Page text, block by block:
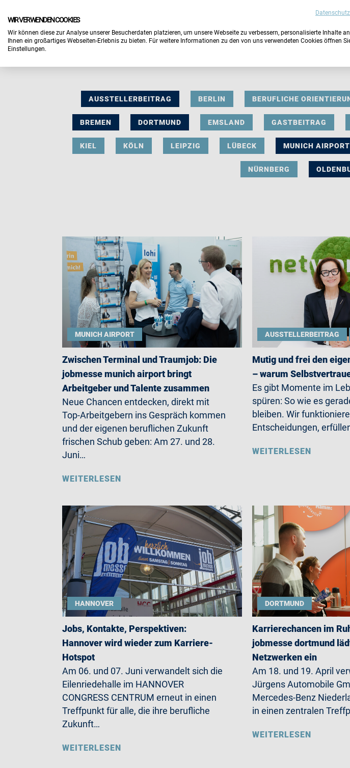
AUSSTELLERBEITRAG BERLIN BERUFLICHE
BREMEN DORTMUND EMSLAND GASTBEITRAG
KIEL KÖLN LEIPZIG LÜBECK MUNICH AIRPORT
NÜRNBERG
MUNICH AIRPORT
Zwischen Terminal und Traumjob: Die
jobmesse munich airport bringt
Arbeitgeber und Talente zusammen
Neue Chancen entdecken, direkt mit
Top-Arbeitgebern ins Gespräch kommen
und der eigenen beruflichen Zukunft
frischen Schub geben: Am 27. und 28.
Juni…
WEITERLESEN
AUSSTELLERBEITRAG
Mutig und frei den
– warum
Es gibt Momente im
spüren: So wie es
bleiben. Wir
Entscheidungen,
WEITERLESEN
HANNOVER
Jobs, Kontakte, Perspektiven:
Hannover wird wieder zum Karriere-
Hotspot
Am 06. und 07. Juni verwandelt sich die
Eilenriedehalle im HANNOVER
CONGRESS CENTRUM erneut in einen
Treffpunkt für alle, die ihre berufliche
Zukunft…
WEITERLESEN
DORTMUND
Karrierechancen im
jobmesse dortmund
Netzwerken ein
Am 18. und 19. April
Jürgens Automobile
Mercedes-Benz
in einen zentralen
WEITERLESEN
WIR VERWENDEN COOKIES
Wir können diese zur Analyse unserer Besucherdaten platzieren, um unsere Webseite zu verbessern, personalisierte Inhalte
Ihnen ein großartiges Webseiten-Erlebnis zu bieten. Für weitere Informationen zu den von uns verwendeten Cookies öffnen
Einstellungen.